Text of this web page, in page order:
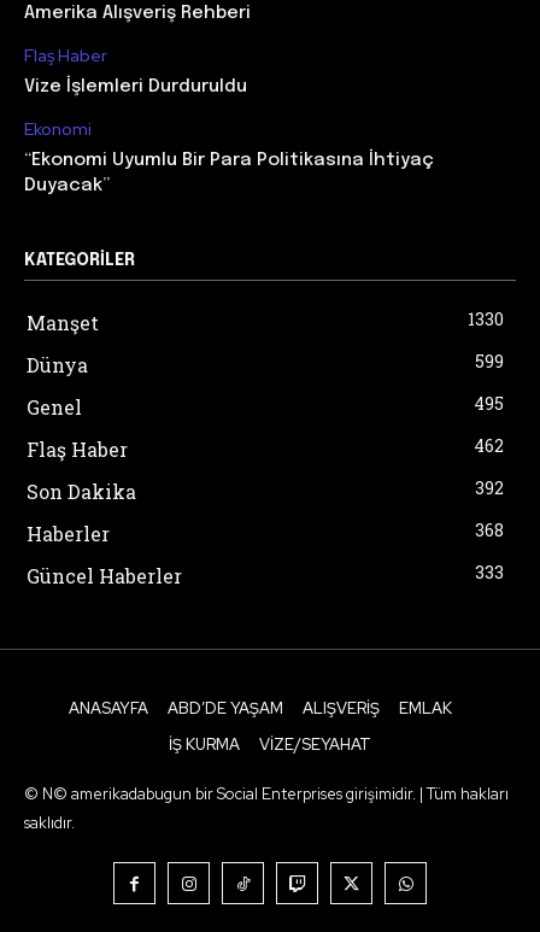
Amerika Alışveriş Rehberi
Flaş Haber
Vize İşlemleri Durduruldu
Ekonomi
“Ekonomi Uyumlu Bir Para Politikasına İhtiyaç
Duyacak”
KATEGORILER
Manşet 1330
Dünya 599
Genel 495
Flaş Haber 462
Son Dakika 392
Haberler 368
Güncel Haberler 333
ANASAYFA ABD’DE YAŞAM ALIŞVERIŞ
EMLAK
İŞ KURMA
VIZE/SEYAHAT
© N© amerikadabugun bir Social Enterprises girişimidir. | Tüm hakları
saklıdır.